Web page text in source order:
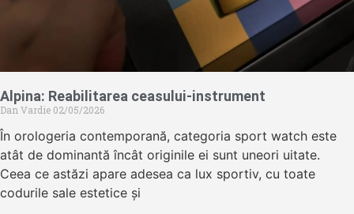
Alpina: Reabilitarea ceasului-instrument
Dan Vardie 02/05/2026
În orologeria contemporană, categoria sport watch este
atât de dominantă încât originile ei sunt uneori uitate.
Ceea ce astăzi apare adesea ca lux sportiv, cu toate
codurile sale estetice și